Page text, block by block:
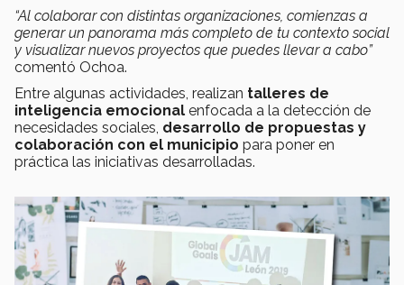
“Al colaborar con distintas organizaciones, comienzas a
generar un panorama más completo de tu contexto social
y visualizar nuevos proyectos que puedes llevar a cabo”
comentó Ochoa.
Entre algunas actividades, realizan talleres de
inteligencia emocional enfocada a la detección de
necesidades sociales, desarrollo de propuestas y
colaboración con el municipio para poner en
práctica las iniciativas desarrolladas.